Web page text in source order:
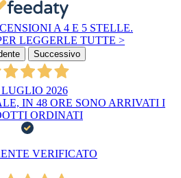
A 4 E 5 STELLE.
LEGGERLE TUTTE >
Successivo
LUGLIO 2026
IN 48 ORE SONO ARRIVATI I
ORDINATI
VERIFICATO